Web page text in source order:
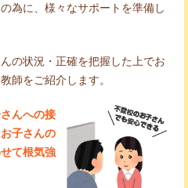
為に、様々なサポートを準備し
の状況・正確を把握した上でお
師をご紹介します。
んへの接
子さんの
て根気強